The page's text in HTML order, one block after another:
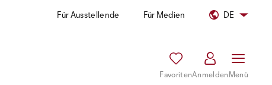
Für Ausstellende Für Medien DE
FavoritenAnmeldenMenü